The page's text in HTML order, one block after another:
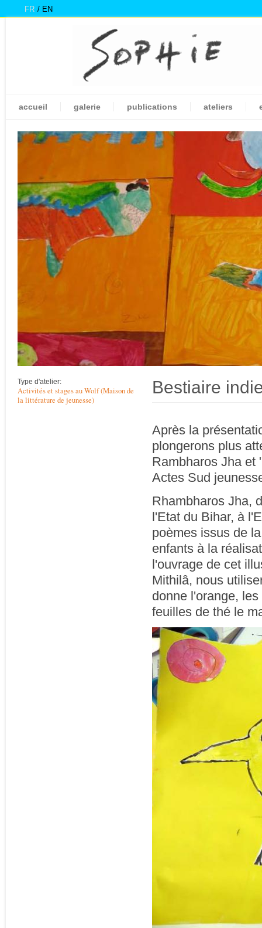
FR EN
accueil galerie publications ateliers
Type d'atelier:
Activités et stages au Wolf (Maison de
la littérature de jeunesse)
Bestiaire
Après la
plongerons plus
Rambharos Jha et
Actes Sud
Rhambharos Jha,
l'Etat du Bihar, à
poèmes issus de
enfants à la
l'ouvrage de cet
Mithilâ, nous
donne l'orange,
feuilles de thé le